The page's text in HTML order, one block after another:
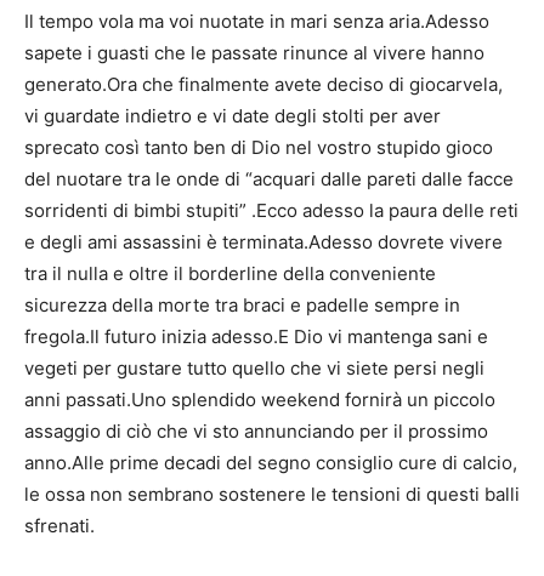
Il tempo vola ma voi nuotate in mari senza aria.Adesso
sapete i guasti che le passate rinunce al vivere hanno
generato.Ora che finalmente avete deciso di giocarvela,
vi guardate indietro e vi date degli stolti per aver
sprecato così tanto ben di Dio nel vostro stupido gioco
del nuotare tra le onde di “acquari dalle pareti dalle facce
sorridenti di bimbi stupiti” .Ecco adesso la paura delle reti
e degli ami assassini è terminata.Adesso dovrete vivere
tra il nulla e oltre il borderline della conveniente
sicurezza della morte tra braci e padelle sempre in
fregola.Il futuro inizia adesso.E Dio vi mantenga sani e
vegeti per gustare tutto quello che vi siete persi negli
anni passati.Uno splendido weekend fornirà un piccolo
assaggio di ciò che vi sto annunciando per il prossimo
anno.Alle prime decadi del segno consiglio cure di calcio,
le ossa non sembrano sostenere le tensioni di questi balli
sfrenati.